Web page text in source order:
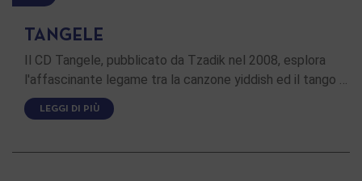
TANGELE
Il CD Tangele, pubblicato da Tzadik nel 2008, esplora
l'affascinante legame tra la canzone yiddish ed il tango …
LEGGI DI PIÙ